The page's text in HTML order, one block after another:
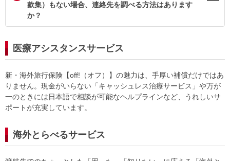
款集）もない場合、連絡先を調べる方法はあります
か？
医療アシスタンスサービス
新・海外旅行保険【off!（オフ）】の魅力は、手厚い補償だけではあ
りません。現金がいらない「キャッシュレス治療サービス」や万が
一のときには日本語で相談が可能なヘルプラインなど、うれしいサ
ポートが充実しています。
海外とらべるサービス